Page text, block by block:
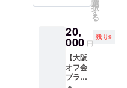
選びく
ださ
い。 ※
サイズ
をS・
M・L・
私は羊
だから
♡ ・感
謝の
メール
・あり
がとう
選
択
す
る
20,
000 円
残り9
【大阪
オフ会
プラン